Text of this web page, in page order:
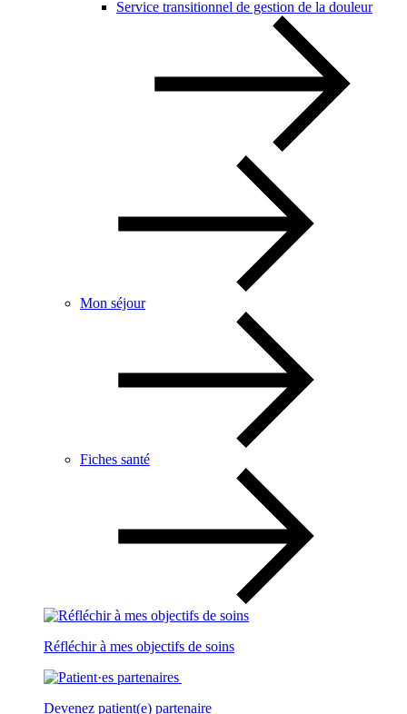
Service transitionnel de gestion de la douleur
Mon séjour
Fiches santé
Réfléchir à mes objectifs de soins
Devenez patient(e) partenaire